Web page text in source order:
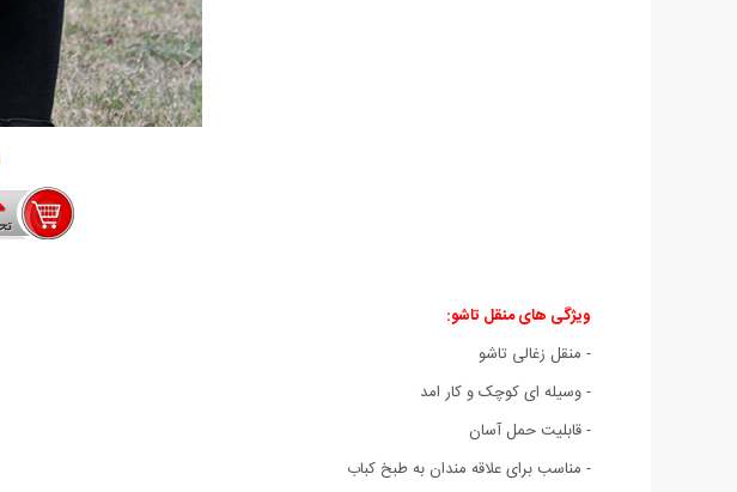
ویژگی های منقل تاشو:
- منقل زغالی تاشو
- وسیله ای کوچک و کار امد
- قابلیت حمل آسان
- مناسب برای علاقه مندان به طبخ کباب